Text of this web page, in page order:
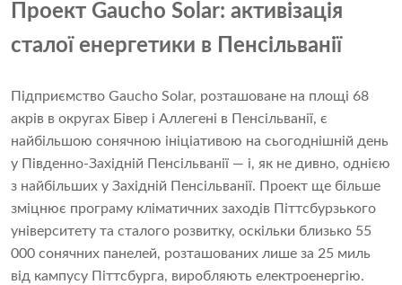
Проект Gaucho Solar: активізація
сталої енергетики в Пенсільванії
Підприємство Gaucho Solar, розташоване на площі 68
акрів в округах Бівер і Аллегені в Пенсільванії, є
найбільшою сонячною ініціативою на сьогоднішній день
у Південно-Західній Пенсільванії — і, як не дивно, однією
з найбільших у Західній Пенсільванії. Проект ще більше
зміцнює програму кліматичних заходів Піттсбурзького
університету та сталого розвитку, оскільки близько 55
000 сонячних панелей, розташованих лише за 25 миль
від кампусу Піттсбурга, виробляють електроенергію.